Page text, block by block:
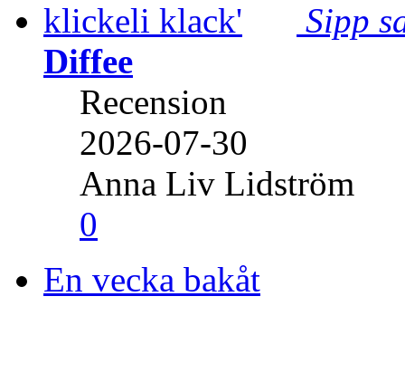
Sipp
Diffee
Recension
2026-07-30
Anna Liv Lidström
0
En vecka bakåt